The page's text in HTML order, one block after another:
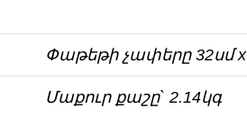
Փաթեթի չափերը 32սմ х
Մաքուր քաշը` 2.14կգ